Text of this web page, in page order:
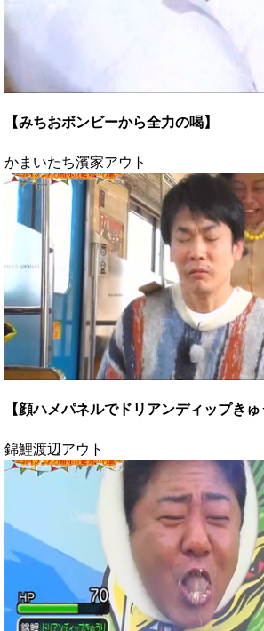
【みちおボンビーから全力の喝】
かまいたち濱家アウト
【顔ハメパネルでドリアンディップきゅ
錦鯉渡辺アウト